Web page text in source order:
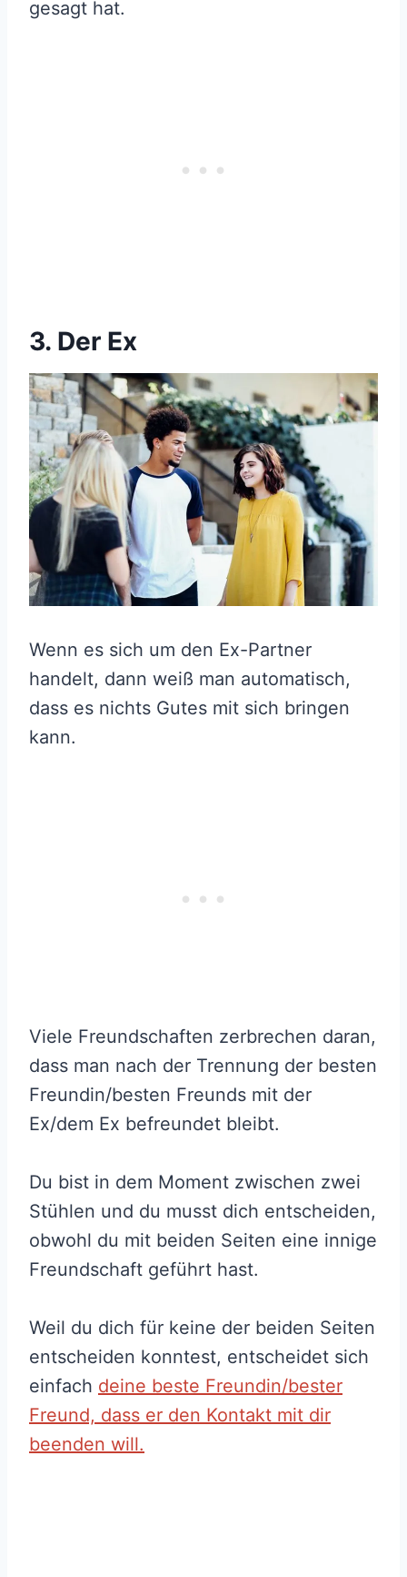
gesagt hat.
3. Der Ex
Wenn es sich um den Ex-Partner
handelt, dann weiß man automatisch,
dass es nichts Gutes mit sich bringen
kann.
Viele Freundschaften zerbrechen daran,
dass man nach der Trennung der besten
Freundin/besten Freunds mit der
Ex/dem Ex befreundet bleibt.
Du bist in dem Moment zwischen zwei
Stühlen und du musst dich entscheiden,
obwohl du mit beiden Seiten eine innige
Freundschaft geführt hast.
Weil du dich für keine der beiden Seiten
entscheiden konntest, entscheidet sich
einfach deine beste Freundin/bester
Freund, dass er den Kontakt mit dir
beenden will.